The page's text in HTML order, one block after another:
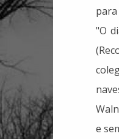
"O
e